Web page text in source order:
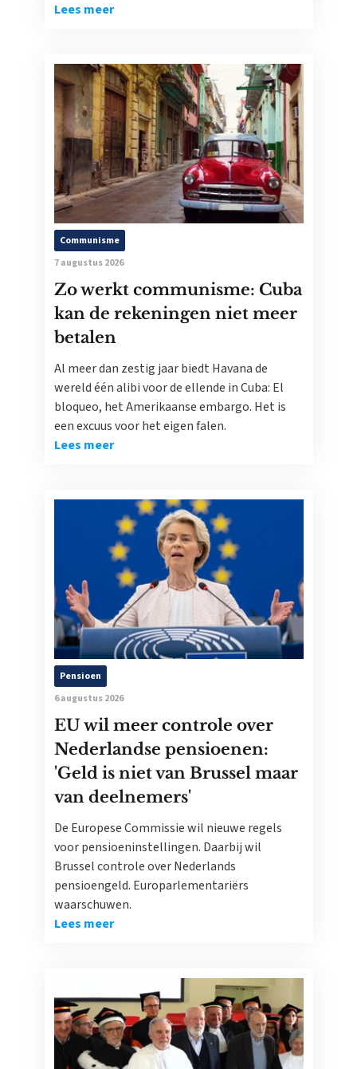
Lees meer
Communisme
7 augustus 2026
Zo werkt communisme: Cuba
kan de rekeningen niet meer
betalen
Al meer dan zestig jaar biedt Havana de
wereld één alibi voor de ellende in Cuba: El
bloqueo, het Amerikaanse embargo. Het is
een excuus voor het eigen falen.
Lees meer
Pensioen
6 augustus 2026
EU wil meer controle over
Nederlandse pensioenen:
'Geld is niet van Brussel maar
van deelnemers'
De Europese Commissie wil nieuwe regels
voor pensioeninstellingen. Daarbij wil
Brussel controle over Nederlands
pensioengeld. Europarlementariërs
waarschuwen.
Lees meer